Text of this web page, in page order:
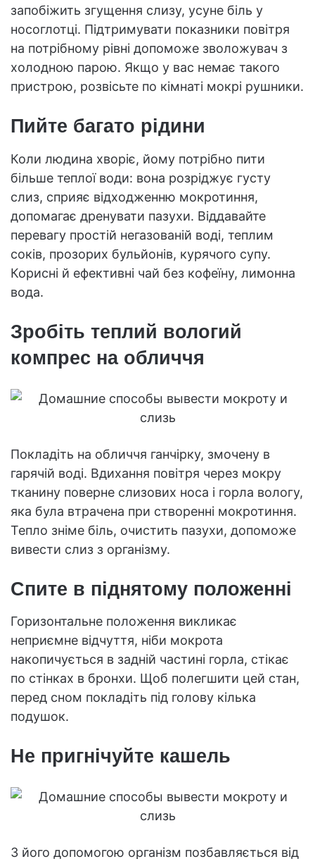
запобіжить згущення слизу, усуне біль у
носоглотці. Підтримувати показники повітря
на потрібному рівні допоможе зволожувач з
холодною парою. Якщо у вас немає такого
пристрою, розвісьте по кімнаті мокрі рушники.
Пийте багато рідини
Коли людина хворіє, йому потрібно пити
більше теплої води: вона розріджує густу
слиз, сприяє відходженню мокротиння,
допомагає дренувати пазухи. Віддавайте
перевагу простій негазованій воді, теплим
соків, прозорих бульйонів, курячого супу.
Корисні й ефективні чай без кофеїну, лимонна
вода.
Зробіть теплий вологий
компрес на обличчя
Покладіть на обличчя ганчірку, змочену в
гарячій воді. Вдихання повітря через мокру
тканину поверне слизових носа і горла вологу,
яка була втрачена при створенні мокротиння.
Тепло зніме біль, очистить пазухи, допоможе
вивести слиз з організму.
Спите в піднятому положенні
Горизонтальне положення викликає
неприємне відчуття, ніби мокрота
накопичується в задній частині горла, стікає
по стінках в бронхи. Щоб полегшити цей стан,
перед сном покладіть під голову кілька
подушок.
Не пригнічуйте кашель
З його допомогою організм позбавляється від